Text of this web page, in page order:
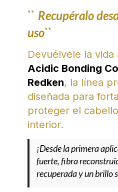
`` Recupéralo
uso``
Devuélvele la
Acidic Bonding
Redken, la línea
diseñada para
proteger el
interior.
¡Desde la primera
fuerte, fibra
recuperada y un brillo